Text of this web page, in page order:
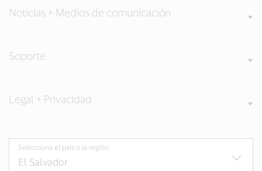
Noticias + Medios de comunicación
Soporte
Legal + Privacidad
Selecciona el país o la región